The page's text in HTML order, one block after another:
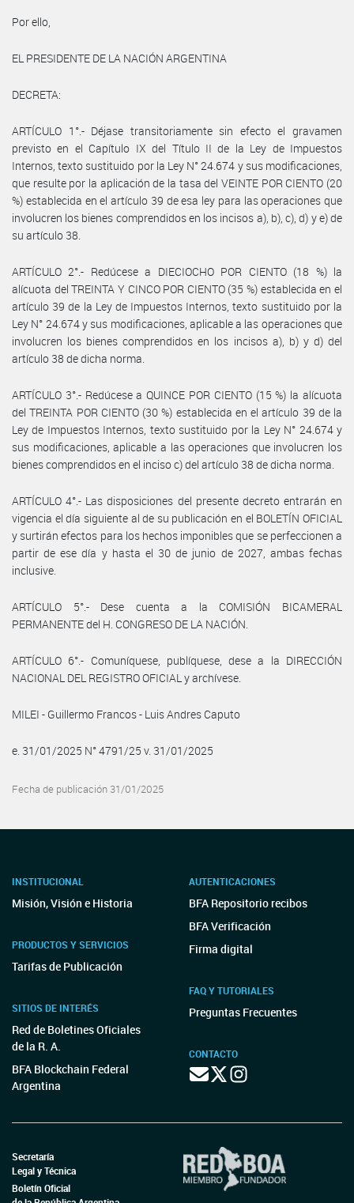
Por ello,
EL PRESIDENTE DE LA NACIÓN ARGENTINA
DECRETA:
ARTÍCULO 1°.- Déjase transitoriamente sin efecto el gravamen
previsto en el Capítulo IX del Título II de la Ley de Impuestos
Internos, texto sustituido por la Ley N° 24.674 y sus modificaciones,
que resulte por la aplicación de la tasa del VEINTE POR CIENTO (20
%) establecida en el artículo 39 de esa ley para las operaciones que
involucren los bienes comprendidos en los incisos a), b), c), d) y e) de
su artículo 38.
ARTÍCULO 2°.- Redúcese a DIECIOCHO POR CIENTO (18 %) la
alícuota del TREINTA Y CINCO POR CIENTO (35 %) establecida en el
artículo 39 de la Ley de Impuestos Internos, texto sustituido por la
Ley N° 24.674 y sus modificaciones, aplicable a las operaciones que
involucren los bienes comprendidos en los incisos a), b) y d) del
artículo 38 de dicha norma.
ARTÍCULO 3°.- Redúcese a QUINCE POR CIENTO (15 %) la alícuota
del TREINTA POR CIENTO (30 %) establecida en el artículo 39 de la
Ley de Impuestos Internos, texto sustituido por la Ley N° 24.674 y
sus modificaciones, aplicable a las operaciones que involucren los
bienes comprendidos en el inciso c) del artículo 38 de dicha norma.
ARTÍCULO 4°.- Las disposiciones del presente decreto entrarán en
vigencia el día siguiente al de su publicación en el BOLETÍN OFICIAL
y surtirán efectos para los hechos imponibles que se perfeccionen a
partir de ese día y hasta el 30 de junio de 2027, ambas fechas
inclusive.
ARTÍCULO 5°.- Dese cuenta a la COMISIÓN BICAMERAL
PERMANENTE del H. CONGRESO DE LA NACIÓN.
ARTÍCULO 6°.- Comuníquese, publíquese, dese a la DIRECCIÓN
NACIONAL DEL REGISTRO OFICIAL y archívese.
MILEI - Guillermo Francos - Luis Andres Caputo
e. 31/01/2025 N° 4791/25 v. 31/01/2025
Fecha de publicación 31/01/2025
INSTITUCIONAL
Misión, Visión e Historia
PRODUCTOS Y SERVICIOS
Tarifas de Publicación
SITIOS DE INTERÉS
Red de Boletines Oficiales
de la R. A.
BFA Blockchain Federal
Argentina
AUTENTICACIONES
BFA Repositorio recibos
BFA Verificación
Firma digital
FAQ Y TUTORIALES
Preguntas Frecuentes
CONTACTO
Secretaría
Legal y Técnica
Boletín Oficial